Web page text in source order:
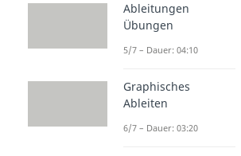
Möchtest du eine
dazu sehen? Dann
Abiturvorbereitung
Ableitungen
Übungen
5/7 – Dauer: 04:10
Graphisches
Ableiten
6/7 – Dauer: 03:20